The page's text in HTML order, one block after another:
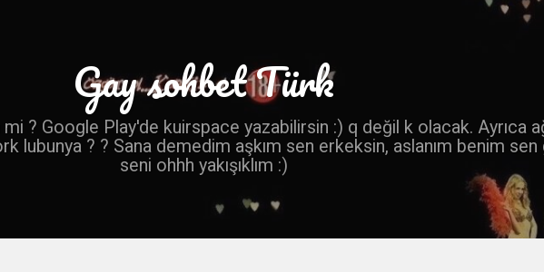
Gay sohbet Türk
? Google Play'de kuirspace yazabilirsin :) q değil k olacak. Ayrıca
lubunya ? ? Sana demedim aşkım sen erkeksin, aslanım benim
seni ohhh yakışıklım :)